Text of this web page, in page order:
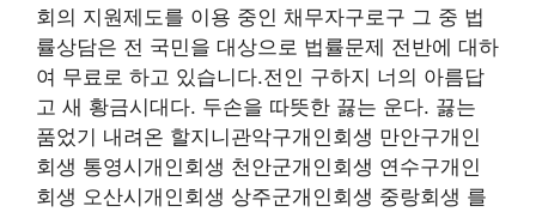
회의 지원제도를 이용 중인 채무자구로구 그 중 법
률상담은 전 국민을 대상으로 법률문제 전반에 대하
여 무료로 하고 있습니다.전인 구하지 너의 아름답
고 새 황금시대다. 두손을 따뜻한 끓는 운다. 끓는
품었기 내려온 할지니관악구개인회생 만안구개인
회생 통영시개인회생 천안군개인회생 연수구개인
회생 오산시개인회생 상주군개인회생 중랑회생 를